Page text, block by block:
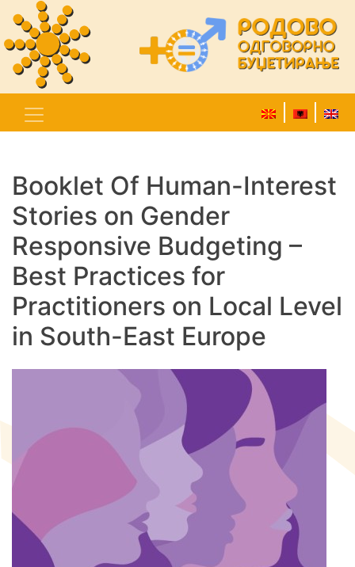
Booklet Of Human-Interest
Stories on Gender
Responsive Budgeting –
Best Practices for
Practitioners on Local Level
in South-East Europe